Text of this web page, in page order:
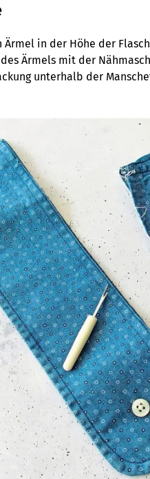
in der Höhe der
Ärmels mit der
unterhalb der